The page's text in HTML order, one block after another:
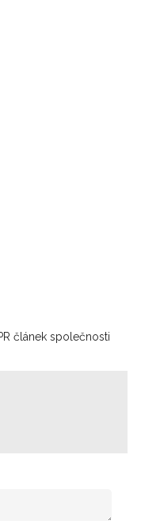
článek společnosti